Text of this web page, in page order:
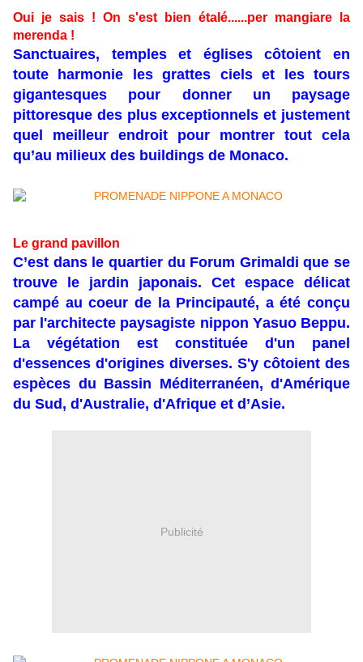
Oui je sais ! On s'est bien étalé......per mangiare la
merenda !
Sanctuaires, temples et églises côtoient en
toute harmonie les grattes ciels et les tours
gigantesques pour donner un paysage
pittoresque des plus exceptionnels et justement
quel meilleur endroit pour montrer tout cela
qu’au milieux des buildings de Monaco.
Le grand pavillon
C’est dans le quartier du Forum Grimaldi que se
trouve le jardin japonais. Cet espace délicat
campé au coeur de la Principauté, a été conçu
par l'architecte paysagiste nippon Yasuo Beppu.
La végétation est constituée d'un panel
d'essences d'origines diverses. S'y côtoient des
espèces du Bassin Méditerranéen, d'Amérique
du Sud, d'Australie, d'Afrique et d’Asie.
Publicité